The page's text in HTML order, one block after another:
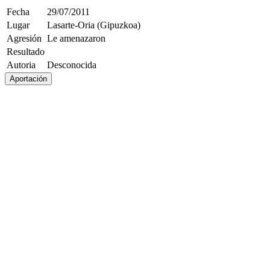
Fecha
29/07/2011
Lugar
Lasarte-Oria (Gipuzkoa)
Agresión Le amenazaron
Resultado
Autoria
Desconocida